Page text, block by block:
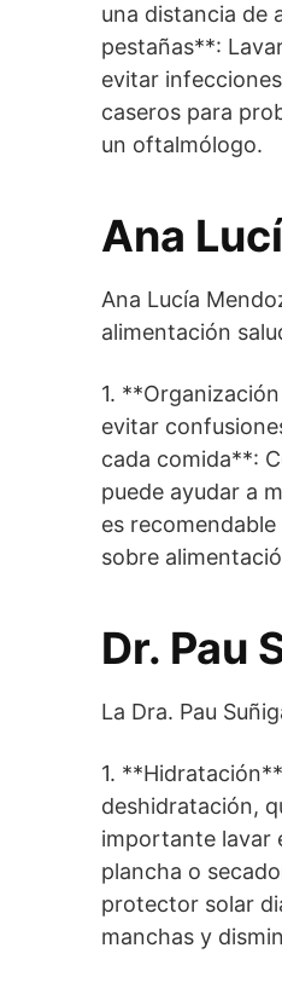
una distancia de
pestañas**:
evitar
caseros para
un oftalmólogo.
Ana
Ana Lucía
alimentación
1.
evitar
cada comida**:
puede ayudar a
es
sobre
Dr. Pau
La Dra. Pau
1.
deshidratación,
importante lavar
plancha o
protector solar
manchas y